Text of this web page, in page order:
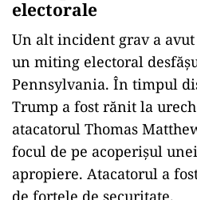
Potrivit informațiilor
americană, profesorul
31 de ani, care avea
a deschis focul asupra
Secrete. A doua zi, acesta
tentativă de asasinat
american.